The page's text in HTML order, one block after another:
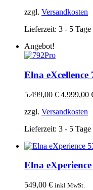
war:
zzgl. Versandkosten
Lieferzeit: 3 - 5 Tage
Angebot!
Elna eXcellence
5.499,00€
war:
4.999,00
zzgl. Versandkosten
Lieferzeit: 3 - 5 Tage
Elna
549,00 € inkl MwSt.